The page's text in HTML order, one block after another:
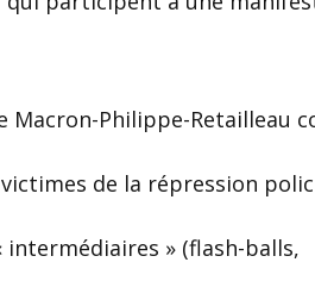
Philippe-Retailleau
de la répression
» (flash-balls,